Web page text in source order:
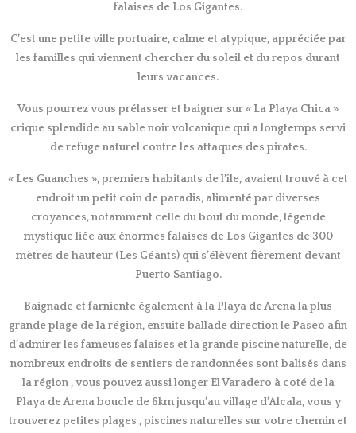
falaises de Los Gigantes.
C’est une petite ville portuaire, calme et atypique, appréciée par
les familles qui viennent chercher du soleil et du repos durant
leurs vacances.
Vous pourrez vous prélasser et baigner sur « La Playa Chica »
crique splendide au sable noir volcanique qui a longtemps servi
de refuge naturel contre les attaques des pirates.
« Les Guanches », premiers habitants de l’île, avaient trouvé à cet
endroit un petit coin de paradis, alimenté par diverses
croyances, notamment celle du bout du monde, légende
mystique liée aux énormes falaises de Los Gigantes de 300
mètres de hauteur (Les Géants) qui s’élèvent fièrement devant
Puerto Santiago.
Baignade et farniente également à la Playa de Arena la plus
grande plage de la région, ensuite ballade direction le Paseo afin
d’admirer les fameuses falaises et la grande piscine naturelle, de
nombreux endroits de sentiers de randonnées sont balisés dans
la région , vous pouvez aussi longer El Varadero à coté de la
Playa de Arena boucle de 6km jusqu’au village d’Alcala, vous y
trouverez petites plages , piscines naturelles sur votre chemin et